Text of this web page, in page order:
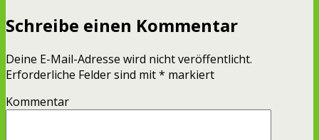
Schreibe einen Kommentar
Deine E-Mail-Adresse wird nicht veröffentlicht.
Erforderliche Felder sind mit* markiert
Kommentar